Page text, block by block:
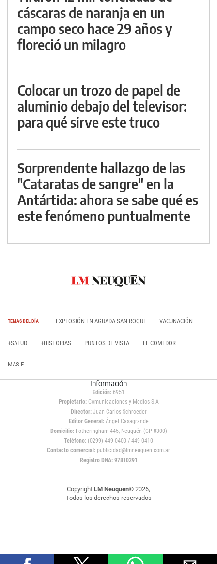
cáscaras de naranja en un
campo seco hace 29 años y
floreció un milagro
Colocar un trozo de papel de
aluminio debajo del televisor:
para qué sirve este truco
Sorprendente hallazgo de las
"Cataratas de sangre" en la
Antártida: ahora se sabe qué es
este fenómeno puntualmente
TEMAS DEL DÍA EXPLOSIÓN EN AGUADA SAN ROQUE VACUNACIÓN
+SALUD +HISTORIAS PUNTOS DE VISTA EL COMEDOR
MAS E
Información
Edición: 6951
Propietario:Comunicaciones y Medios S.A
Director: Juan Carlos Schroeder
Editor General:Ángel Casagrande
Domicilio:Fotheringham 445, Neuquén (CP 8300)
Teléfono: (0299) 449 0400 / 449 0410
Contacto comercial: publicidad@lmneuquen.com.ar
Registro DNA: 97810291
Copyright LM Neuquen© 2026,
Todos los derechos reservados